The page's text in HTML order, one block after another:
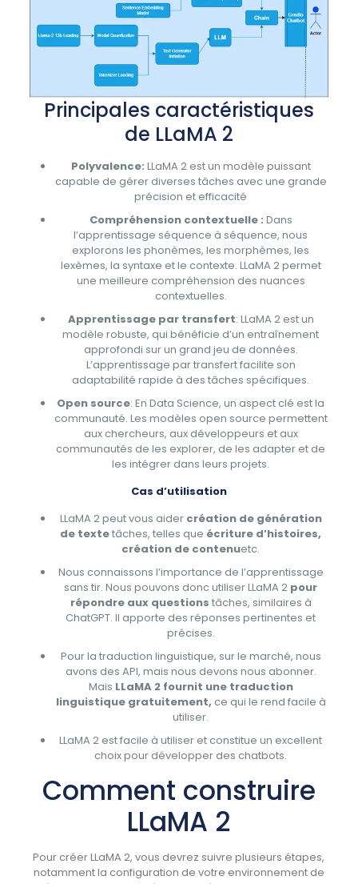
Principales caractéristiques
de LLaMA 2
Polyvalence: LLaMA 2 est un modèle puissant
capable de gérer diverses tâches avec une grande
précision et efficacité
Compréhension contextuelle : Dans
l’apprentissage séquence à séquence, nous
explorons les phonèmes, les morphèmes, les
lexèmes, la syntaxe et le contexte. LLaMA 2 permet
une meilleure compréhension des nuances
contextuelles.
Apprentissage par transfert: LLaMA 2 est un
modèle robuste, qui bénéficie d’un entraînement
approfondi sur un grand jeu de données.
L’apprentissage par transfert facilite son
adaptabilité rapide à des tâches spécifiques.
Open source: En Data Science, un aspect clé est la
communauté. Les modèles open source permettent
aux chercheurs, aux développeurs et aux
communautés de les explorer, de les adapter et de
les intégrer dans leurs projets.
Cas d’utilisation
LLaMA 2 peut vous aider création de génération
de textetâches, telles que écriture d’histoires,
création de contenuetc.
Nous connaissons l’importance de l’apprentissage
sans tir. Nous pouvons donc utiliser LLaMA 2 pour
répondre aux questions tâches, similaires à
ChatGPT. Il apporte des réponses pertinentes et
précises.
Pour la traduction linguistique, sur le marché, nous
avons des API, mais nous devons nous abonner.
Mais LLaMA 2 fournit une traduction
linguistique gratuitement, ce qui le rend facile à
utiliser.
LLaMA 2 est facile à utiliser et constitue un excellent
choix pour développer des chatbots.
Comment construire
LLaMA 2
Pour créer LLaMA 2, vous devrez suivre plusieurs étapes,
notamment la configuration de votre environnement de